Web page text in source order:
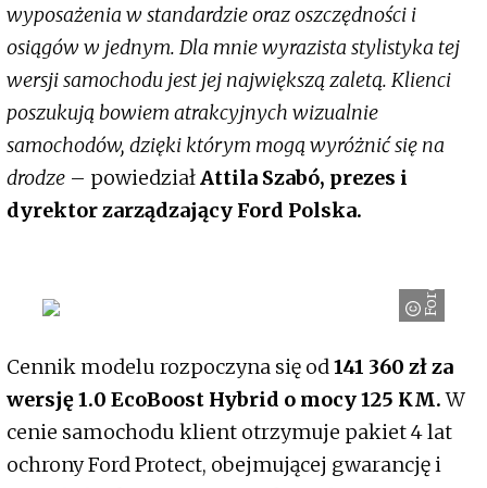
wyposażenia w standardzie oraz oszczędności i
osiągów w jednym. Dla mnie wyrazista stylistyka tej
wersji samochodu jest jej największą zaletą. Klienci
poszukują bowiem atrakcyjnych wizualnie
samochodów, dzięki którym mogą wyróżnić się na
drodze – powiedziałAttila Szabó, prezes i
dyrektor zarządzający Ford Polska.
Ford
Cennik modelu rozpoczyna się od141 360 zł za
wersję 1.0 EcoBoost Hybrid o mocy 125 KM.W
cenie samochodu klient otrzymuje pakiet 4 lat
ochrony Ford Protect, obejmującej gwarancję i